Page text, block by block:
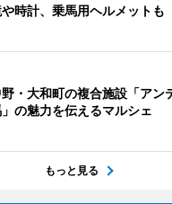
時計、乗馬用ヘルメットも
・大和町の複合施設「アン
の魅力を伝えるマルシェ
もっと見る